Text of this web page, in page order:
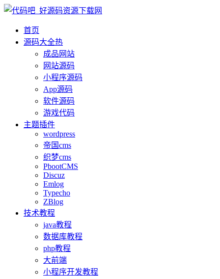
首页
源码大全热
成品网站
网站源码
小程序源码
App源码
软件源码
游戏代码
主题插件
wordpress
帝国cms
织梦cms
PbootCMS
Discuz
Emlog
Typecho
ZBlog
技术教程
java教程
数据库教程
php教程
大前端
小程序开发教程